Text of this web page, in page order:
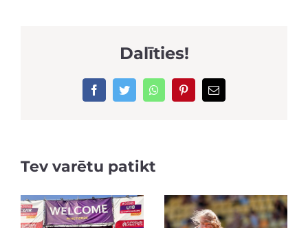
Dalīties!
FacebookTwitter WhatsAppPinterestEmail
Tev varētu patikt